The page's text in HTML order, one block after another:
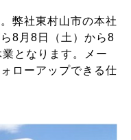
弊社東村山市の本社
8月8日（土）から8
となります。メー
ローアップできる仕